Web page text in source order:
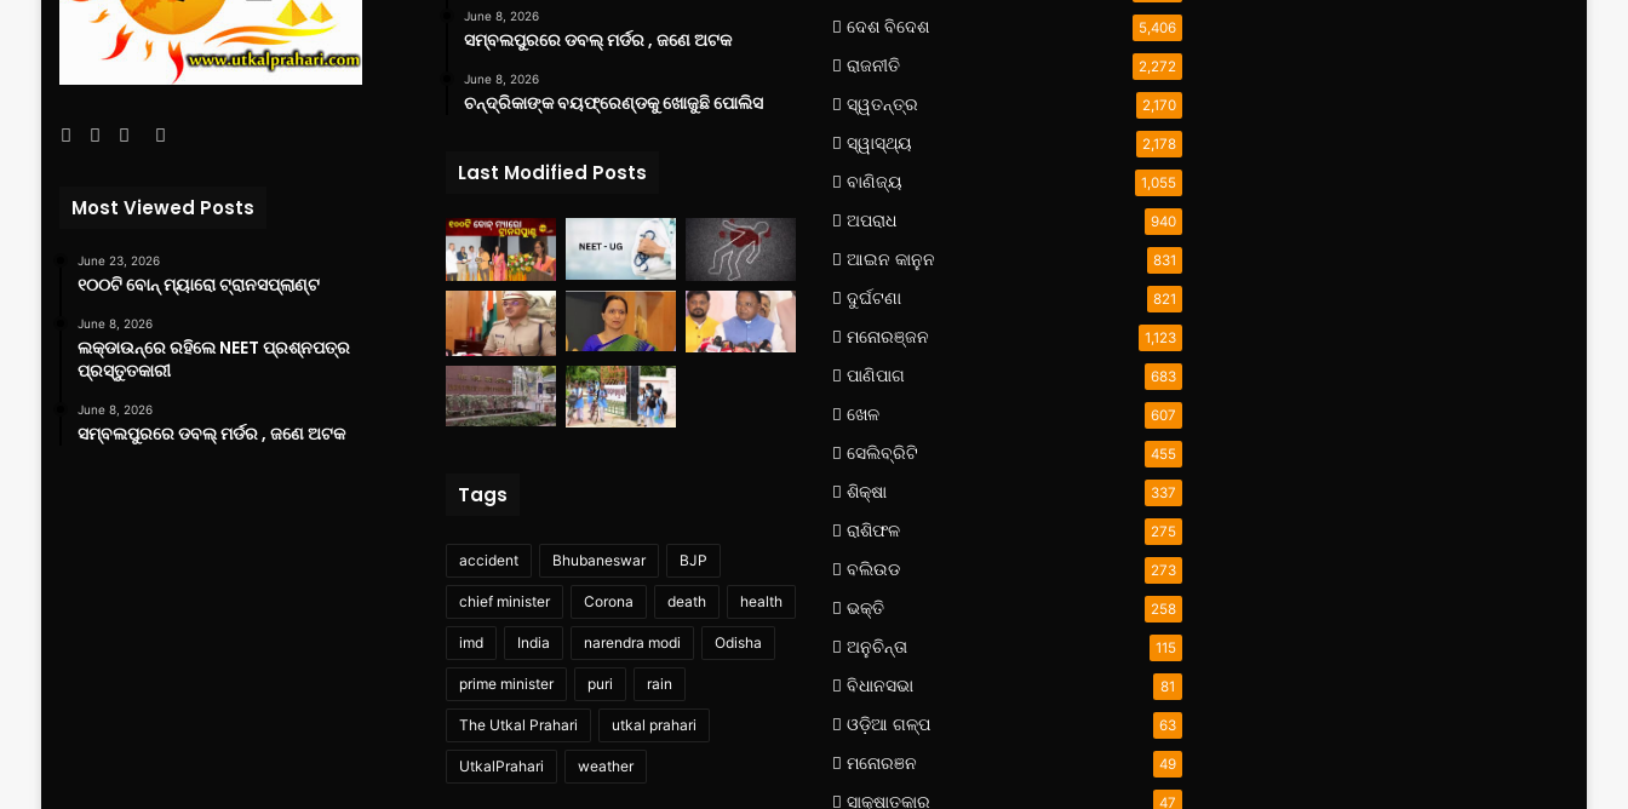
Facebook
TwitterYouTube
Most Viewed Posts
June 23, 2026
୧୦୦ଟି ବୋନ୍ ମ୍ୟାରୋ ଟ୍ରାନସପ୍ଲାଣ୍ଟ
June 8, 2026
ଲକ୍‌ଡାଉନ୍‌ରେ ରହିଲେ NEET ପ୍ରଶ୍ନପତ୍ର
ପ୍ରସ୍ତୁତକାରୀ
June 8, 2026
ସମ୍ବଲପୁରରେ ଡବଲ୍ ମର୍ଡର , ଜଣେ ଅଟକ
June 8, 2026
ସମ୍ବଲପୁରରେ ଡବଲ୍ ମର୍ଡର , ଜଣେ ଅଟକ
June 8, 2026
ଚନ୍ଦ୍ରିକାଙ୍କ ବୟଫ୍ରେଣ୍ଡକୁ ଖୋଜୁଛି ପୋଲିସ
Last Modified Posts
Tags
accident Bhubaneswar BJP
chief minister Corona death health
imd India narendra modi Odisha
prime minister puri rain
The Utkal Prahari utkal prahari
UtkalPrahari weather
ଦେଶ ବିଦେଶ 5,406
ରାଜନୀତି 2,272
ସ୍ୱତନ୍ତ୍ର 2,170
ସ୍ୱାସ୍ଥ୍ୟ 2,178
ବାଣିଜ୍ୟ 1,055
ଅପରାଧ 940
ଆଇନ କାନୁନ 831
ଦୁର୍ଘଟଣା 821
ମନୋରଞ୍ଜନ 1,123
ପାଣିପାଗ 683
ଖେଳ 607
ସେଲିବ୍ରିଟି 455
ଶିକ୍ଷା 337
ରାଶିଫଳ 275
ବଲିଉଡ 273
ଭକ୍ତି 258
ଅନୁଚିନ୍ତା 115
ବିଧାନସଭା 81
ଓଡ଼ିଆ ଗଳ୍ପ 63
ମନୋରଞନ 49
ସାକ୍ଷାତକାର 47